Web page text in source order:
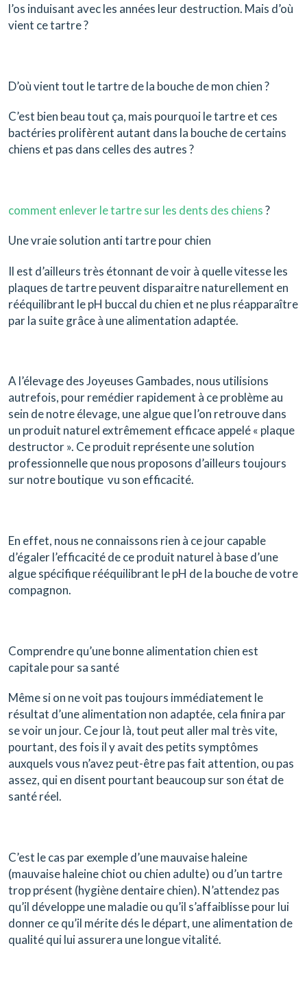
l’os induisant avec les années leur destruction. Mais d’où
vient ce tartre ?
D’où vient tout le tartre de la bouche de mon chien ?
C’est bien beau tout ça, mais pourquoi le tartre et ces
bactéries prolifèrent autant dans la bouche de certains
chiens et pas dans celles des autres ?
comment enlever le tartre sur les dents des chiens?
Une vraie solution anti tartre pour chien
Il est d’ailleurs très étonnant de voir à quelle vitesse les
plaques de tartre peuvent disparaitre naturellement en
rééquilibrant le pH buccal du chien et ne plus réapparaître
par la suite grâce à une alimentation adaptée.
A l’élevage des Joyeuses Gambades, nous utilisions
autrefois, pour remédier rapidement à ce problème au
sein de notre élevage, une algue que l’on retrouve dans
un produit naturel extrêmement efficace appelé « plaque
destructor ». Ce produit représente une solution
professionnelle que nous proposons d’ailleurs toujours
sur notre boutique vu son efficacité.
En effet, nous ne connaissons rien à ce jour capable
d’égaler l’efficacité de ce produit naturel à base d’une
algue spécifique rééquilibrant le pH de la bouche de votre
compagnon.
Comprendre qu’une bonne alimentation chien est
capitale pour sa santé
Même si on ne voit pas toujours immédiatement le
résultat d’une alimentation non adaptée, cela finira par
se voir un jour. Ce jour là, tout peut aller mal très vite,
pourtant, des fois il y avait des petits symptômes
auxquels vous n’avez peut-être pas fait attention, ou pas
assez, qui en disent pourtant beaucoup sur son état de
santé réel.
C’est le cas par exemple d’une mauvaise haleine
(mauvaise haleine chiot ou chien adulte) ou d’un tartre
trop présent (hygiène dentaire chien). N’attendez pas
qu’il développe une maladie ou qu’il s’affaiblisse pour lui
donner ce qu’il mérite dés le départ, une alimentation de
qualité qui lui assurera une longue vitalité.